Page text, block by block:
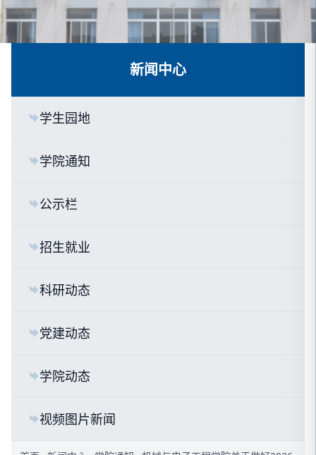
新闻中心
学生园地
学院通知
公示栏
招生就业
科研动态
党建动态
学院动态
视频图片新闻